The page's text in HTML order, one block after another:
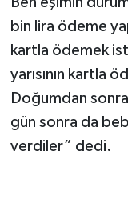
bin lira ödeme
kartla ödemek
yarısının kartla
Doğumdan
gün sonra da
verdiler” dedi.